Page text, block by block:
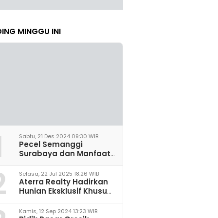
MINGGU INI
Sabtu, 21 Des 2024 09:30 WIB
Pecel Semanggi
Surabaya dan Manfaat
Saraf
Selasa, 22 Jul 2025 18:26 WIB
Aterra Realty Hadirkan
Hunian Eksklusif Khusus
Malang
Kamis, 12 Sep 2024 13:23 WIB